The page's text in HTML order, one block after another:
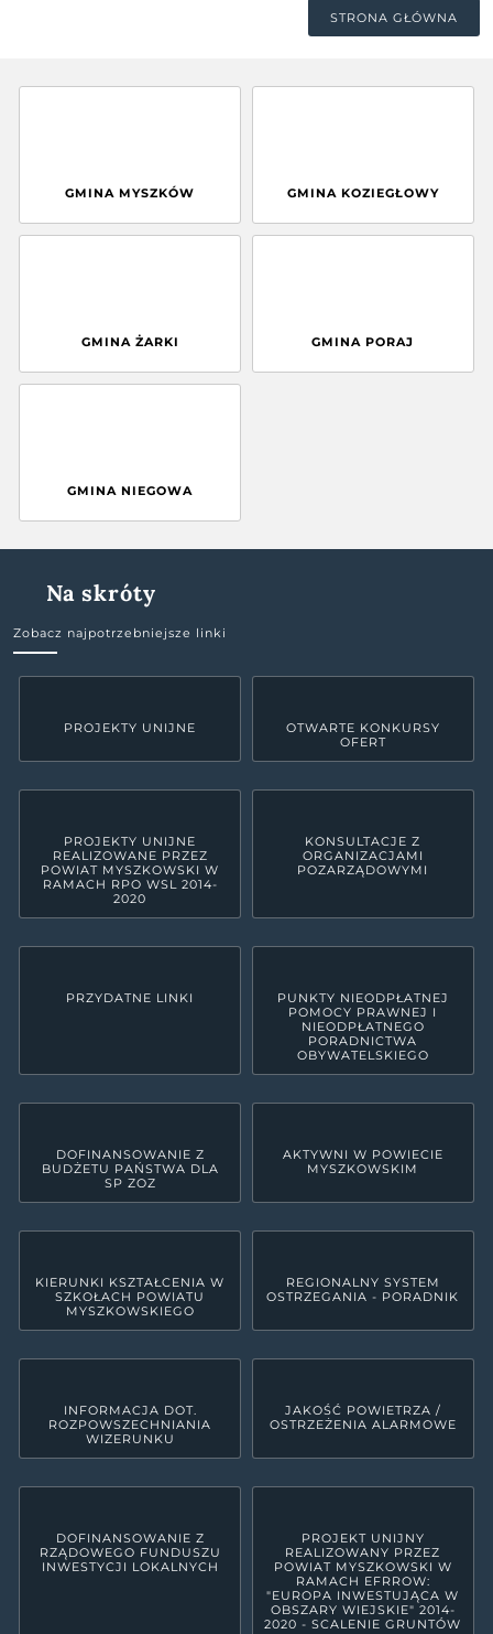
STRONA GŁÓWNA
GMINA MYSZKÓW GMINA KOZIEGŁOWY
GMINA ŻARKI GMINA PORAJ
GMINA NIEGOWA
Na skróty
Zobacz najpotrzebniejsze linki
PROJEKTY UNIJNE
OTWARTE KONKURSY
OFERT
PROJEKTY UNIJNE
REALIZOWANE PRZEZ
POWIAT MYSZKOWSKI W
RAMACH RPO WSL 2014-
2020
KONSULTACJE Z
ORGANIZACJAMI
POZARZĄDOWYMI
PRZYDATNE LINKI
PUNKTY NIEODPŁATNEJ
POMOCY PRAWNEJ I
NIEODPŁATNEGO
PORADNICTWA
OBYWATELSKIEGO
DOFINANSOWANIE Z
BUDŻETU PAŃSTWA DLA
SP ZOZ
AKTYWNI W POWIECIE
MYSZKOWSKIM
KIERUNKI KSZTAŁCENIA W
SZKOŁACH POWIATU
MYSZKOWSKIEGO
REGIONALNY SYSTEM
OSTRZEGANIA - PORADNIK
INFORMACJA DOT.
ROZPOWSZECHNIANIA
WIZERUNKU
JAKOŚĆ POWIETRZA /
OSTRZEŻENIA ALARMOWE
DOFINANSOWANIE Z
RZĄDOWEGO FUNDUSZU
INWESTYCJI LOKALNYCH
PROJEKT UNIJNY
REALIZOWANY PRZEZ
POWIAT MYSZKOWSKI W
RAMACH EFRROW:
"EUROPA INWESTUJĄCA W
OBSZARY WIEJSKIE" 2014-
2020 - SCALENIE GRUNTÓW